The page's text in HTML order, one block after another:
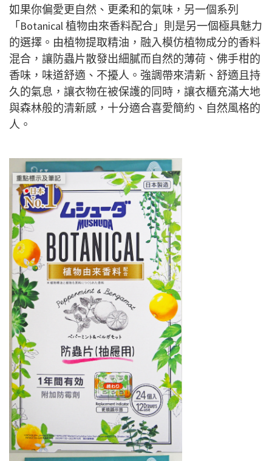
如果你偏愛更自然、更柔和的氣味，另一個系列
「Botanical 植物由來香料配合」則是另一個極具魅力
的選擇。由植物提取精油，融入模仿植物成分的香料
混合，讓防蟲片散發出細膩而自然的薄荷、佛手柑的
香味，味道舒適、不擾人。強調帶來清新、舒適且持
久的氣息，讓衣物在被保護的同時，讓衣櫃充滿大地
與森林般的清新感，十分適合喜愛簡約、自然風格的
人。